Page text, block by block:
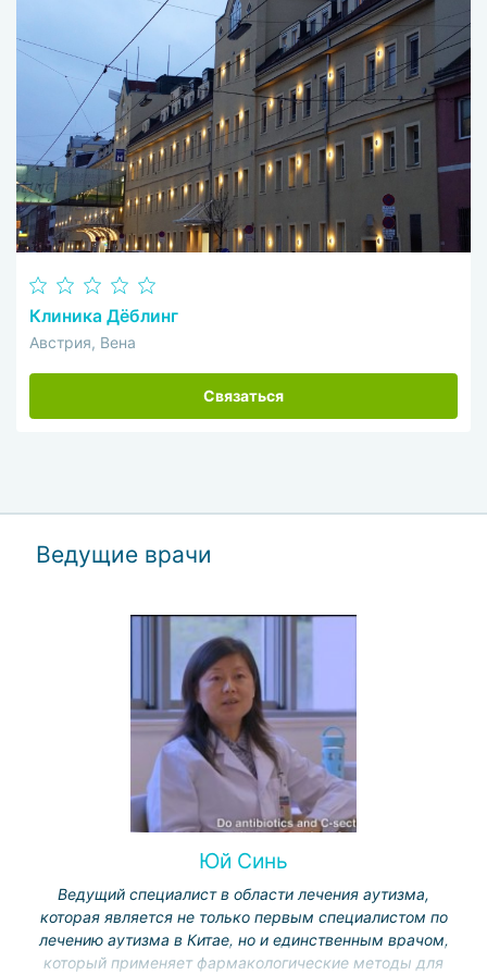
Клиника Дёблинг
Австрия, Вена
Связаться
Ведущие врачи
Юй Синь
Ведущий специалист в области лечения аутизма,
которая является не только первым специалистом по
лечению аутизма в Китае, но и единственным врачом,
который применяет фармакологические методы для